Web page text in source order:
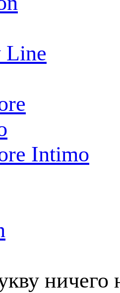
Line
Intimo
ничего